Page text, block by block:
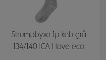
Strumpbyxa 1p kab grå
134/140 ICA I love eco